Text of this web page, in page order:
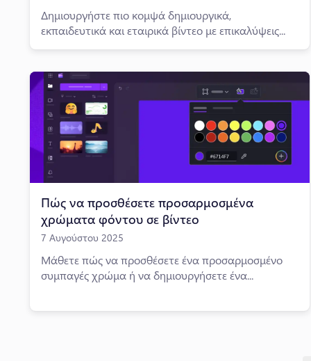
Δημιουργήστε πιο κομψά δημιουργικά,
εκπαιδευτικά και εταιρικά βίντεο με επικαλύψεις...
Πώς να προσθέσετε προσαρμοσμένα
χρώματα φόντου σε βίντεο
7 Αυγούστου 2025
Μάθετε πώς να προσθέσετε ένα προσαρμοσμένο
συμπαγές χρώμα ή να δημιουργήσετε ένα...